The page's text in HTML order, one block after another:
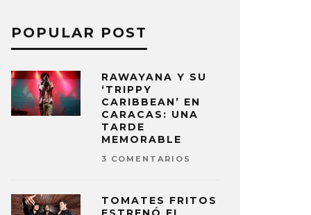
POPULAR POST
RAWAYANA Y SU
‘TRIPPY
CARIBBEAN’ EN
CARACAS: UNA
TARDE
MEMORABLE
3 COMENTARIOS
TOMATES FRITOS